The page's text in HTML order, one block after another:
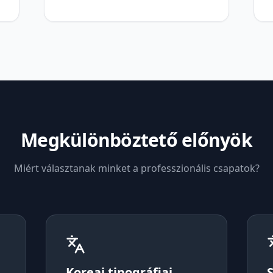
Megkülönböztető előnyök
Miért választanak minket a professzionális csapatok?